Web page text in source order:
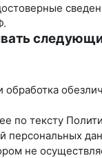
обработка
по тексту
персональных
не